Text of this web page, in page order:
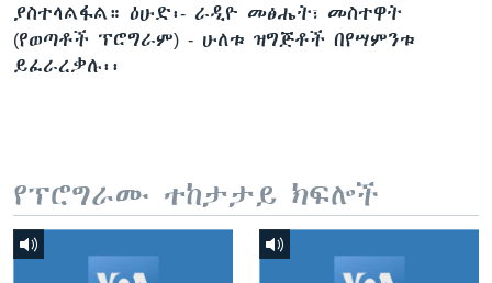
ያስተላልፋል። ዕሁድ፡- ራዲዮ መፅሔት፣ መስተዋት
(የወጣቶች ፕሮግራም) - ሁለቱ ዝግጅቶች በየሣምንቱ
ይፈራረቃሉ፡፡
የፕሮግራሙ ተከታታይ ክፍሎች